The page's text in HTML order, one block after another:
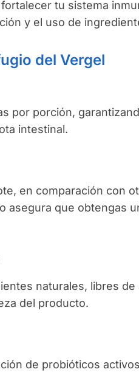
tu sistema
y el uso de
del Vergel
por porción,
intestinal.
en comparación con
asegura que obtengas
naturales, libres
del producto.
de probióticos